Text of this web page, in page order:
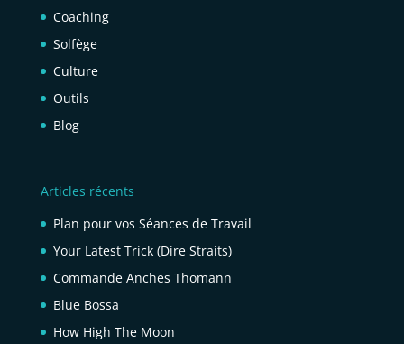
Coaching
Solfège
Culture
Outils
Blog
Articles récents
Plan pour vos Séances de Travail
Your Latest Trick (Dire Straits)
Commande Anches Thomann
Blue Bossa
How High The Moon